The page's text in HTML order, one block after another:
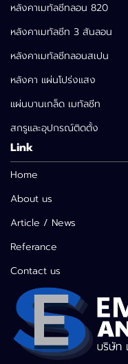
หลังคาเมทัลชีทลอน 820
หลังคาเมทัลชีท 3 สันลอน
หลังคาเมทัลชีทลอนสเปน
หลังคา แผ่นโปร่งแสง
แผ่นบานเกล็ด เมทัลชีท
สกรูและอุปกรณ์ติดตั้ง
Link
Home
About us
Article / News
Referance
Contact us